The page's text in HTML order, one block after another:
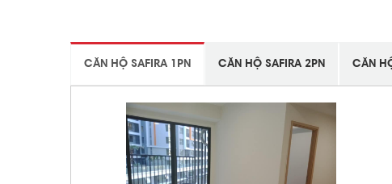
CĂN HỘ SAFIRA 1PN CĂN HỘ SAFIRA 2PN CĂN